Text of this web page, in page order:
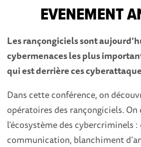
EVENEMENT
Les rançongiciels sont
cybermenaces les plus
qui est derrière ces
Dans cette conférence, on
opératoires des rançongiciels. On
l’écosystème des cybercriminels
communication, blanchiment